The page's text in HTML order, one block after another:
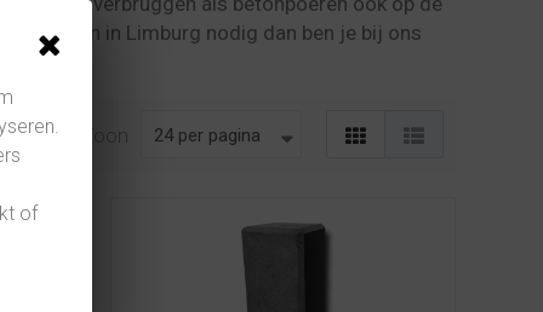
in Limburg nodig dan ben je bij ons
Toon
of